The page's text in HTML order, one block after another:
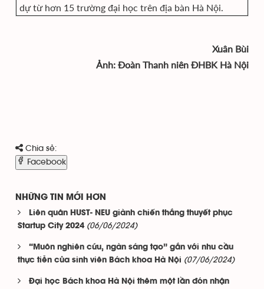
dự từ hơn 15 trường đại học trên địa bàn Hà Nội.
Xuân Bùi
Ảnh: Đoàn Thanh niên ĐHBK Hà Nội
Chia sẻ:
Facebook
NHỮNG TIN MỚI HƠN
Liên quân HUST- NEU giành chiến thắng thuyết phục
Startup City 2024 (06/06/2024)
“Muôn nghiên cứu, ngàn sáng tạo” gắn với nhu cầu
thực tiễn của sinh viên Bách khoa Hà Nội (07/06/2024)
Đại học Bách khoa Hà Nội thêm một lần đón nhận